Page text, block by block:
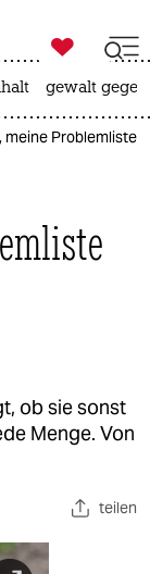

taz zahl ich
gewalt
meine Problemliste
ob sie sonst
Menge. Von
teilen